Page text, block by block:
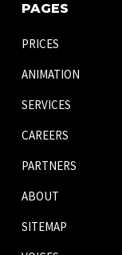
PAGES
PRICES
ANIMATION
SERVICES
CAREERS
PARTNERS
ABOUT
SITEMAP